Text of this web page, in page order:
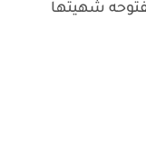
شهيتها